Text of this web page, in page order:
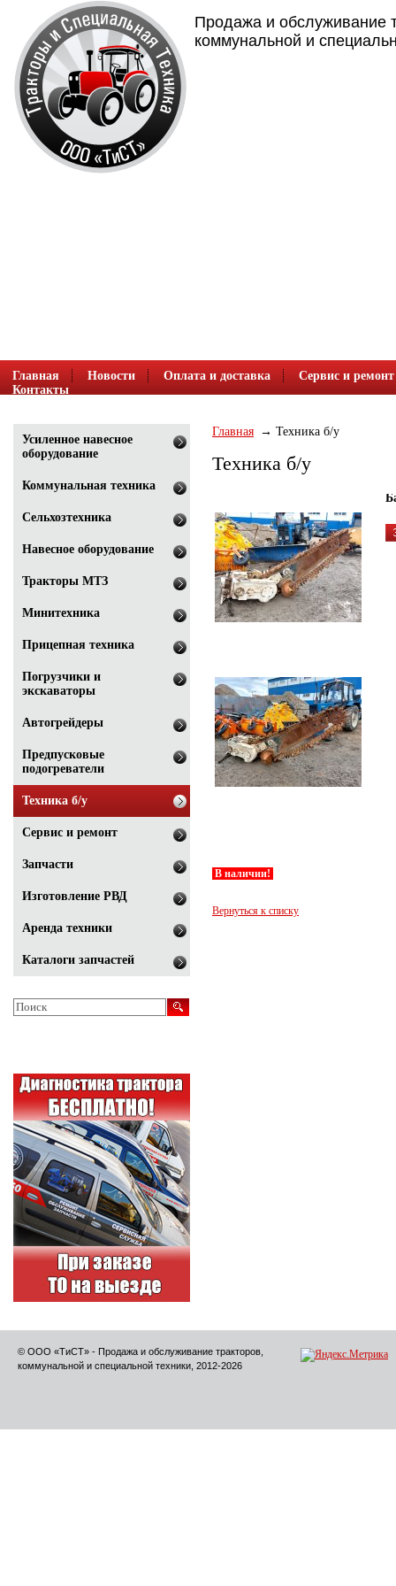
Продажа и обслуживание
коммунальной и
Главная Новости Оплата и доставка
Сервис и ремонт
Контакты
Главная Техника б/у
Техника б/у
В наличии!
Вернуться к списку
Усиленное навесное
оборудование
Коммунальная техника
Сельхозтехника
Навесное оборудование
Тракторы МТЗ
Минитехника
Прицепная техника
Погрузчики и
экскаваторы
Автогрейдеры
Предпусковые
подогреватели
Техника б/у
Сервис и ремонт
Запчасти
Изготовление РВД
Аренда техники
Каталоги запчастей
© ООО «ТиСТ» - Продажа и обслуживание тракторов,
коммунальной и специальной техники, 2012-2026